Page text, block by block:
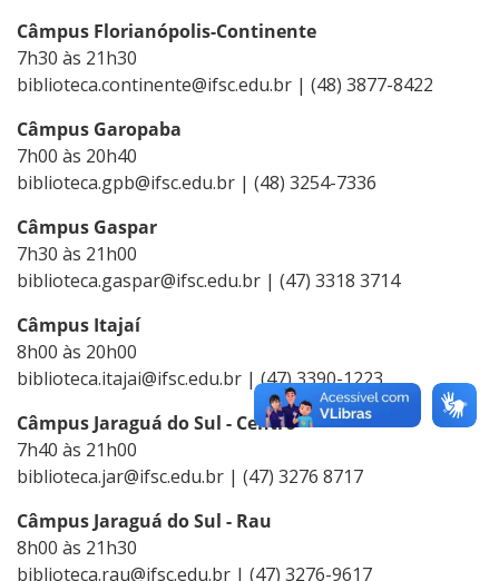
Câmpus Florianópolis-Continente
7h30 às 21h30
biblioteca.continente@ifsc.edu.br | (48) 3877-8422
Câmpus Garopaba
7h00 às 20h40
biblioteca.gpb@ifsc.edu.br | (48) 3254-7336
Câmpus Gaspar
7h30 às 21h00
biblioteca.gaspar@ifsc.edu.br | (47) 3318 3714
Câmpus Itajaí
8h00 às 20h00
biblioteca.itajai@ifsc.edu.br | (47) 3390-1223
Câmpus Jaraguá do Sul - Centro
7h40 às 21h00
biblioteca.jar@ifsc.edu.br | (47) 3276 8717
Câmpus Jaraguá do Sul - Rau
8h00 às 21h30
biblioteca.rau@ifsc.edu.br | (47) 3276-9617